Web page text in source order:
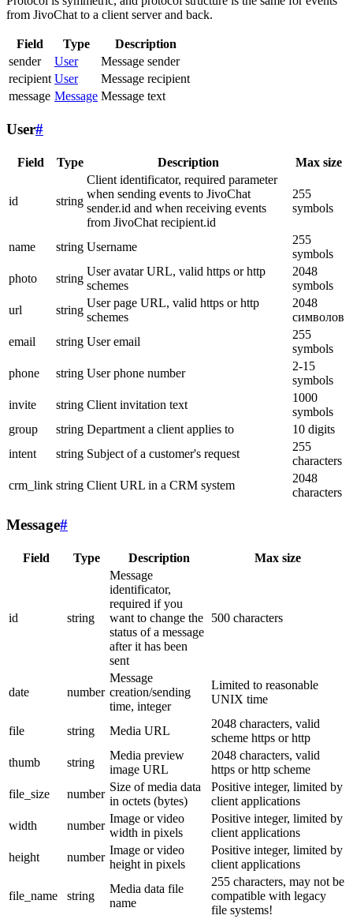
from JivoChat to a client server and back.
Field Type
Description
sender
User
Message sender
recipient User
Message recipient
message Message Message text
User#
Field Type Description Max size
id string
Client identificator, required parameter
when sending events to JivoChat
sender.id and when receiving events
from JivoChat recipient.id
255
symbols
name string Username
255
symbols
photo
string
User avatar URL, valid https or http
schemes
2048
symbols
url
string
User page URL, valid https or http
schemes
2048
символов
email
string User email
255
symbols
phone
string User phone number
2-15
symbols
invite
string Client invitation text
1000
symbols
group
string Department a client applies to
10 digits
intent
string Subject of a customer's request
255
characters
crm_link string Client URL in a CRM system
2048
characters
Message#
Field Type Description Max size
id string
Message
identificator,
required if you
want to change the
status of a message
after it has been
sent
500 characters
date number
Message
creation/sending
time, integer
Limited to reasonable
UNIX time
file string Media URL
2048 characters, valid
scheme https or http
thumb
string
Media preview
image URL
2048 characters, valid
https or http scheme
file_size
number
Size of media data
in octets (bytes)
Positive integer, limited by
client applications
width
number
Image or video
width in pixels
Positive integer, limited by
client applications
height
number
Image or video
height in pixels
Positive integer, limited by
client applications
file_name string
Media data file
name
255 characters, may not be
compatible with legacy
file systems!